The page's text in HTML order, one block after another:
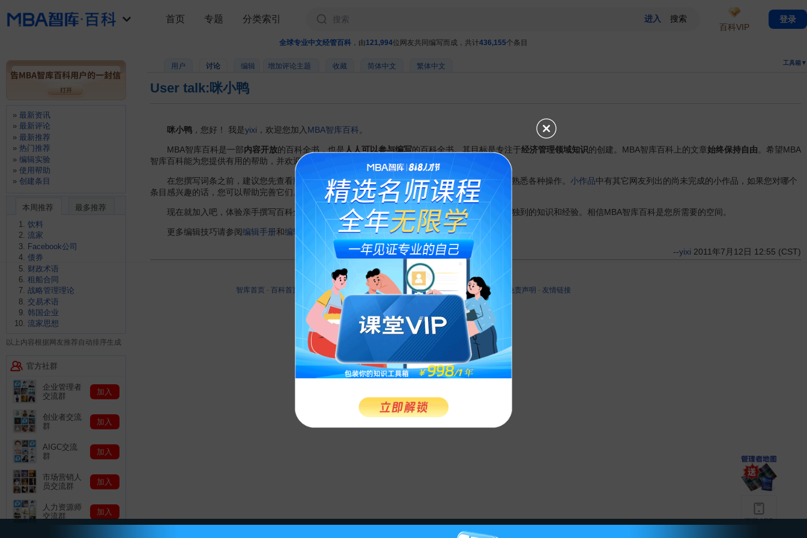
全球专业中文经管百科 ，由121,994位网友共同编写而成，共计436,155个条目
用户 讨论 编辑 增加评论主题 收藏 简体中文 繁体中文 工具箱▼
User talk:咪小鸭
咪小鸭 ，您好！ 我是yixi ，欢迎您加入 MBA智库百科。
MBA智库百科是一部内容开放的百科全书，也是 人人可以参与编写的百科全书。其目标是专注于经济管理领域知识的创建。MBA智库百科上的文章始终保持自由。希望MBA
智库百科能为您提供有用的帮助，并欢迎您把MBA智库百科介绍给其他朋友。
在您撰写词条之前，建议您先查看版权条例 。您还可以查看编辑速成手册，并进行编辑试验，熟悉各种操作。 小作品中有其它网友列出的尚未完成的小作品，如果您对哪个
条目感兴趣的话，您可以帮助完善它们。
现在就加入吧，体验亲手撰写百科全书的成就与喜悦！自由地体会编书的乐趣，与大家分享您独到的知识和经验。相信MBA智库百科是您所需要的空间。
更多编辑技巧请参阅编辑手册和编辑规范
--yixi 2011年7月12日 12:55 (CST)
首页 专题 分类索引
百科VIP
登录
最新资讯
最新评论
最新推荐
热门推荐
编辑实验
使用帮助
创建条目
本周推荐
最多推荐
饮料
流家
Facebook公司
债券
财政术语
租船合同
战略管理理论
交易术语
韩国企业
流家思想
以上内容根据网友推荐自动排序生成
官方社群
企业管理者
交流群
加入
创业者交流
群
加入
AIGC交流
群
加入
市场营销人
员交流群
加入
人力资源师
交流群
加入
下载APP
此页面最后修订：12:55,2011年7月12日.
智库首页 - 百科首页 关于百科 -客户端 -人才招聘 - 广告合作-权利通知 -联系我们 免责声明 - 友情链接
©2026 MBAlib.com, All rights reserved.
闽公网安备 35020302032707号